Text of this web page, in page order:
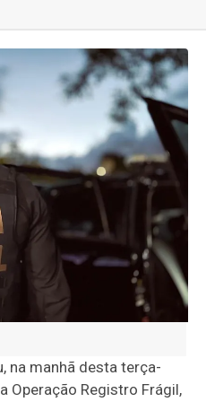
na manhã desta terça-
Operação Registro Frágil,